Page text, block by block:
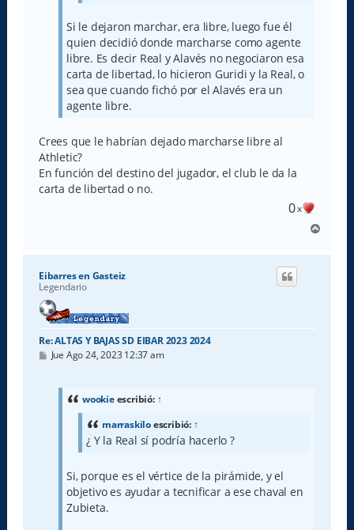
Si le dejaron marchar, era libre, luego fue él
quien decidió donde marcharse como agente
libre. Es decir Real y Alavés no negociaron esa
carta de libertad, lo hicieron Guridi y la Real, o
sea que cuando fichó por el Alavés era un
agente libre.
Crees que le habrían dejado marcharse libre al
Athletic?
En función del destino del jugador, el club le da la
carta de libertad o no.
0x
r
Eibarres en Gasteiz
Legendario
Re: ALTAS Y BAJAS SD EIBAR 2023 2024
M
Jue Ago 24, 2023 12:37 am
wookieescribió: ↑
marraskiloescribió: ↑
¿ Y la Real sí podría hacerlo ?
Si, porque es el vértice de la pirámide, y el
objetivo es ayudar a tecnificar a ese chaval en
Zubieta.